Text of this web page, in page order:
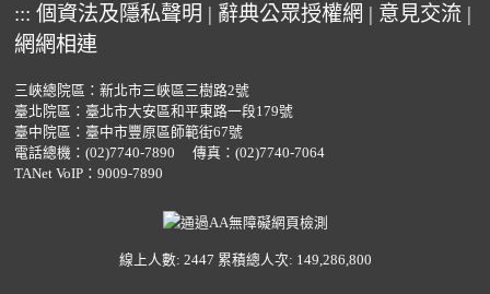
::: 個資法及隱私聲明 | 辭典公眾授權網 | 意見交流 |
網網相連
三峽總院區：新北市三峽區三樹路2號
臺北院區：臺北市大安區和平東路一段179號
臺中院區：臺中市豐原區師範街67號
電話總機： (02)7740-7890
傳真：(02)7740-7064
TANet VoIP：9009-7890
線上人數: 2447 累積總人次: 149,286,800